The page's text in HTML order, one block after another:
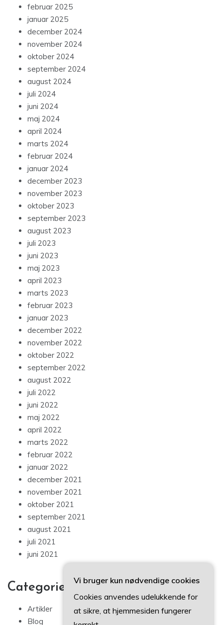
februar 2025
januar 2025
december 2024
november 2024
oktober 2024
september 2024
august 2024
juli 2024
juni 2024
maj 2024
april 2024
marts 2024
februar 2024
januar 2024
december 2023
november 2023
oktober 2023
september 2023
august 2023
juli 2023
juni 2023
maj 2023
april 2023
marts 2023
februar 2023
januar 2023
december 2022
november 2022
oktober 2022
september 2022
august 2022
juli 2022
juni 2022
maj 2022
april 2022
marts 2022
februar 2022
januar 2022
december 2021
november 2021
oktober 2021
september 2021
august 2021
juli 2021
juni 2021
Categories
Artikler
Blog
Vi bruger kun nødvendige cookies
Cookies anvendes udelukkende for
at sikre, at hjemmesiden fungerer